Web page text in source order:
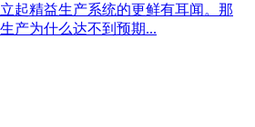
起精益生产系统的更鲜有耳闻。那
产为什么达不到预期...